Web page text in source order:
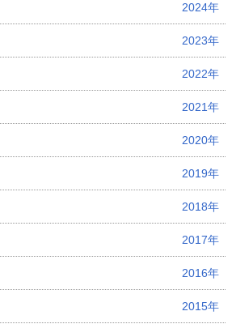
2024年
2023年
2022年
2021年
2020年
2019年
2018年
2017年
2016年
2015年